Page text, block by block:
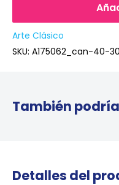
Arte Clásico
SKU: A175062_can-40-30
También
Detalles del